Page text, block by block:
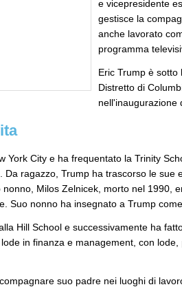
e vicepresidente
gestisce la
anche lavorato
programma
Eric Trump è
Distretto di
nell'inaugurazione
York City e ha frequentato la Trinity
Da ragazzo, Trump ha trascorso le sue
Milos Zelnicek, morto nel 1990,
Suo nonno ha insegnato a Trump
Hill School e successivamente ha
in finanza e management, con
suo padre nei luoghi di